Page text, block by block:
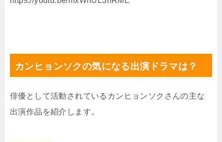
カンヒョンソクの気になる出演ドラマは？
俳優として活動されているカンヒョンソクさんの主な
出演作品を紹介します。